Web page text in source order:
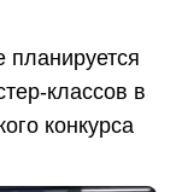
планируется
классов в
конкурса